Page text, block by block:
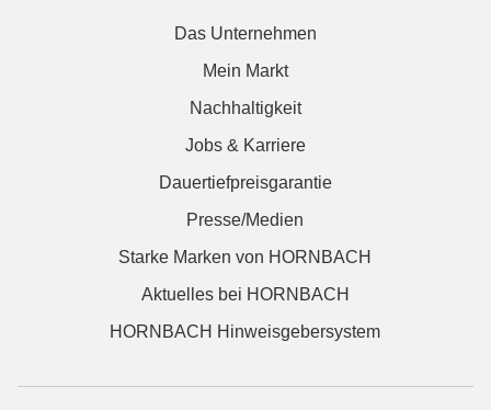
Das Unternehmen
Mein Markt
Nachhaltigkeit
Jobs & Karriere
Dauertiefpreisgarantie
Presse/Medien
Starke Marken von HORNBACH
Aktuelles bei HORNBACH
HORNBACH Hinweisgebersystem